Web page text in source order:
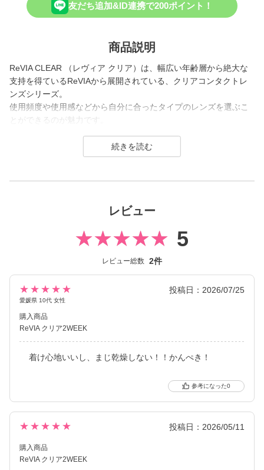
友だち追加&ID連携で200ポイント！
商品説明
ReVIA CLEAR （レヴィア クリア）は、幅広い年齢層から絶大な
支持を得ているReVIAから展開されている、クリアコンタクトレ
ンズシリーズ。
使用頻度や使用感などから自分に合ったタイプのレンズを選ぶこ
とができるのが魅力です。
2026年には、ブランド誕生から10周年を迎えるにあたり、新イメ
ージモデルに KIM CHAEWON（キム・チェウォン）さんが就任
レビュー
5
レビュー総数 2件
★★★★★
愛媛県 10代 女性
投稿日：2026/07/25
購入商品
ReVIA クリア2WEEK
着け心地いいし、まじ乾燥しない！！かんぺき！
0
★★★★★ 投稿日：2026/05/11
購入商品
ReVIA クリア2WEEK